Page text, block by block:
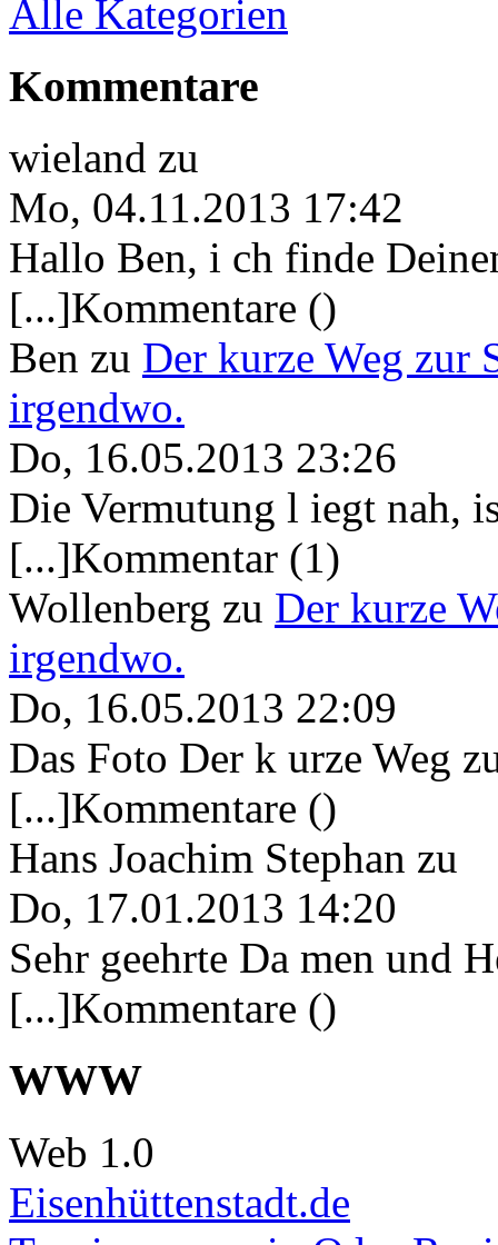
Alle Kategorien
Kommentare
wieland zu
Mo, 04.11.2013 17:42
Hallo Ben, i ch finde
[...]Kommentare ()
Ben zu Der kurze Weg zur
irgendwo.
Do, 16.05.2013 23:26
Die Vermutung l iegt nah,
[...]Kommentar (1)
Wollenberg zu Der kurze
irgendwo.
Do, 16.05.2013 22:09
Das Foto Der k urze Weg
[...]Kommentare ()
Hans Joachim Stephan zu
Do, 17.01.2013 14:20
Sehr geehrte Da men und
[...]Kommentare ()
WWW
Web 1.0
Eisenhüttenstadt.de